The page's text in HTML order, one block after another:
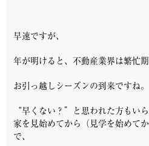
早速ですが、
年が明けると、不動産業界は繁忙期
お引っ越しシーズンの到来ですね。
“早くない？”と思われた方もい
家を見始めてから（見学を始めて
で、